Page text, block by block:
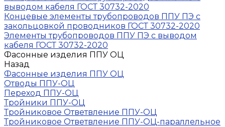
выводом кабеля ГОСТ 30732-2020
Концевые элементы трубопроводов ППУ ПЭ с
закольцовкой проводников ГОСТ 30732-2020
Элементы трубопроводов ППУ ПЭ с выводом
кабеля ГОСТ 30732-2020
Фасонные изделия ППУ ОЦ
Назад
Фасонные изделия ППУ ОЦ
Отводы ППУ-ОЦ
Переход ППУ-ОЦ
Тройники ППУ-ОЦ
Тройниковое Ответвление ППУ-ОЦ
Тройниковое Ответвление ППУ-ОЦ-параллельное